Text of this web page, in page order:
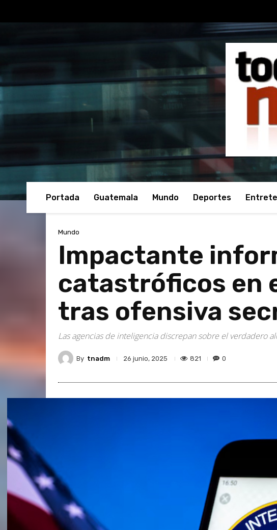
Portada Guatemala Mundo Deportes
Mundo
Impactante
catastróficos en
tras ofensiva
Las agencias de inteligencia discrepan sobre el verdadero
By tnadm 26 junio, 2025 821 0